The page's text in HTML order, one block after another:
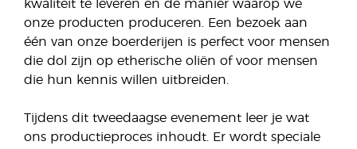
kwaliteit te leveren en de manier waarop we
onze producten produceren. Een bezoek aan
één van onze boerderijen is perfect voor mensen
die dol zijn op etherische oliën of voor mensen
die hun kennis willen uitbreiden.
Tijdens dit tweedaagse evenement leer je wat
ons productieproces inhoudt. Er wordt speciale